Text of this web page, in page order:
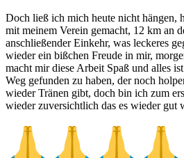
Doch ließ ich mich heute nicht hängen,
mit meinem Verein gemacht, 12 km an
anschließender Einkehr, was leckeres
wieder ein bißchen Freude in mir,
macht mir diese Arbeit Spaß und alles
Weg gefunden zu haben, der noch
wieder Tränen gibt, doch bin ich zum
wieder zuversichtlich das es wieder gut